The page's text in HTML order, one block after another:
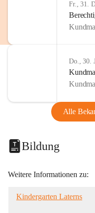
Fr., 31.
Do., 30.
Alle
Bildung
Weitere Informationen zu:
Kindergarten Laterns